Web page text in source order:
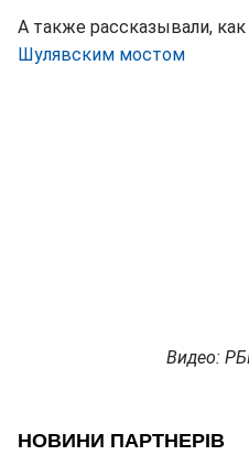
А также рассказывали, как
Шулявским мостом
Видео: